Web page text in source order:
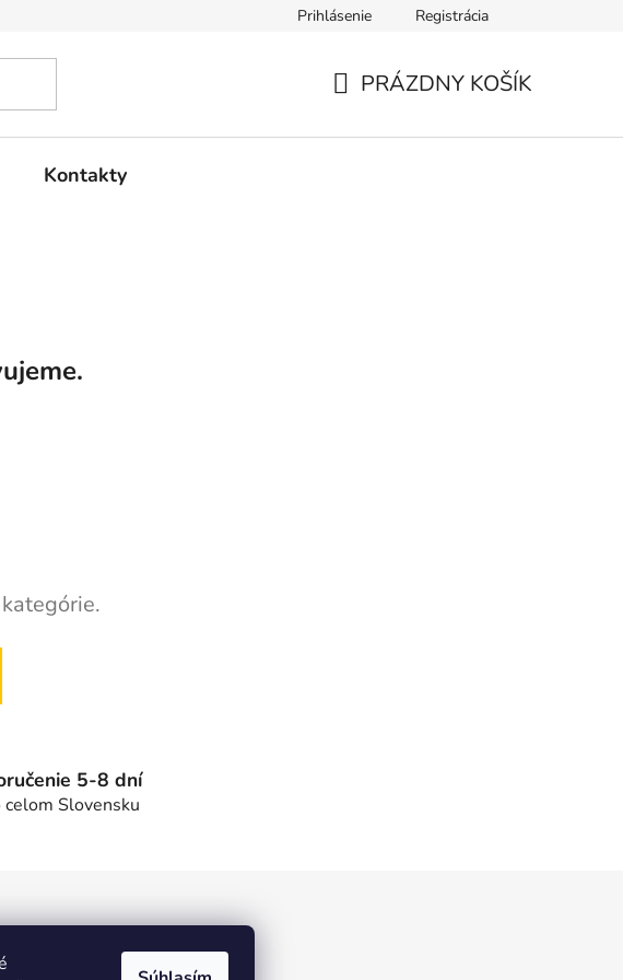
Prihlásenie Registrácia
PRÁZDNY KOŠÍK
Kontakty
5-8 dní
celom Slovensku